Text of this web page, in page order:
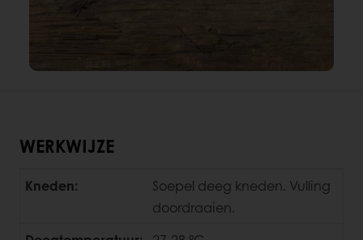
WERKWIJZE
Kneden:
Soepel deeg kneden. Vulling
doordraaien.